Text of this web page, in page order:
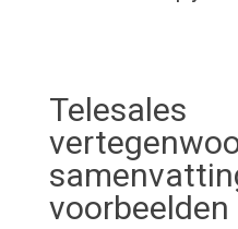
Telesales
voorbeelden